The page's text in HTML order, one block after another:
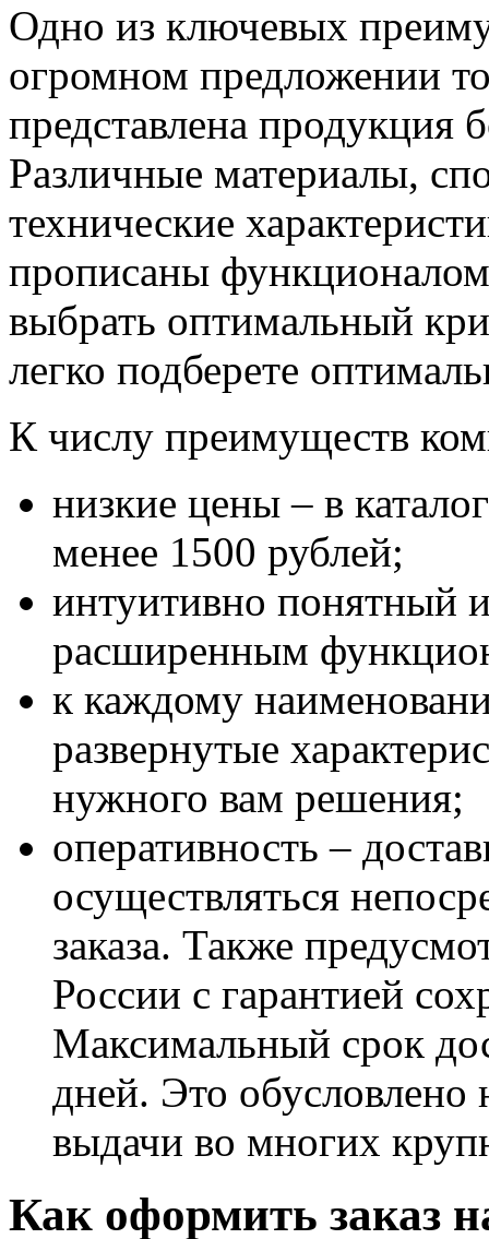
Одно из ключевых
огромном предложении
представлена продукция
Различные материалы,
технические
прописаны
выбрать оптимальный
легко подберете
К числу преимуществ
низкие цены – в
менее 1500 рублей;
интуитивно понятный
расширенным
к каждому
развернутые
нужного вам решения;
оперативность –
осуществляться
заказа. Также
России с гарантией
Максимальный срок
дней. Это обусловлено
выдачи во многих
Как оформить заказ